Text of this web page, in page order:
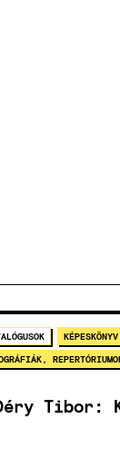
Tibor: